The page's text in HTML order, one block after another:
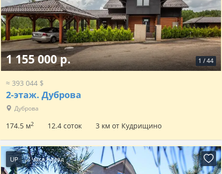
1 /44
1 155 000 р.
≈ 393 044 $
2-этаж. Дуброва
Дуброва
174.5 м2 12.4 соток 3 км от Кудрищино
UP 2 часа назад